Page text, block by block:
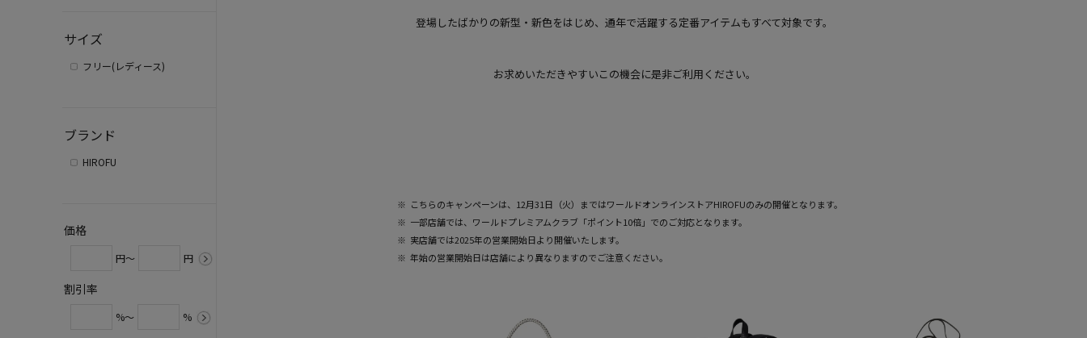
サイズ
フリー(レディース)
ブランド
HIROFU
価格
円～ 円
割引率
%～ %
登場したばかりの新型・新色をはじめ、通年で活躍する定番アイテムもすべて対象です。
お求めいただきやすいこの機会に是非ご利用ください。
こちらのキャンペーンは、12月31日（火）まではワールドオンラインストアHIROFUのみの開催となります。
一部店舗では、ワールドプレミアムクラブ「ポイント10倍」でのご対応となります。
実店舗では2025年の営業開始日より開催いたします。
年始の営業開始日は店舗により異なりますのでご注意ください。